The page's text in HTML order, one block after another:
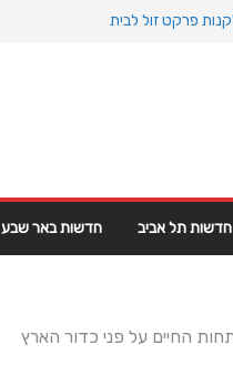
פרקט זול לבית
חדשות תל אביב חדשות באר שבע
החיים על פני כדור הארץ